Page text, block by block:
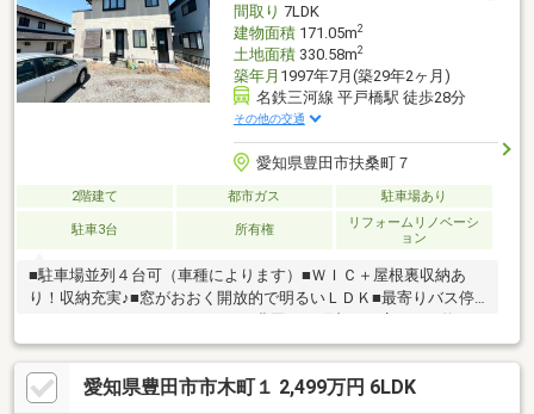
お気軽にご連絡下さい♪
間取り 7LDK
建物面積171.05m2
土地面積330.58m2
築年月 1997年7月(築29年2ヶ月)
名鉄三河線 平戸橋駅 徒歩28分
その他の交通
愛知県豊田市扶桑町７
2階建て 都市ガス 駐車場あり
駐車3台 所有権
リフォームリノベーシ
ョン
■駐車場並列４台可（車種によります）■ＷＩＣ＋屋根裏収納あ
り！収納充実♪■窓がおおく開放的で明るいＬＤＫ■最寄りバス停
まで６００ｍ□ファミリーマート豊田百々町九丁目店まで 約７
００ｍ（徒歩９分）□やまのぶ市木店まで 約１．５ｋｍ（車４
分）□平井こども園まで 約８５０ｍ（徒歩１１分）□平井小学校
まで 約８００ｍ（徒歩１０分）□高橋中学校まで 約２．７ｋ
愛知県豊田市市木町１ 2,499万円 6LDK